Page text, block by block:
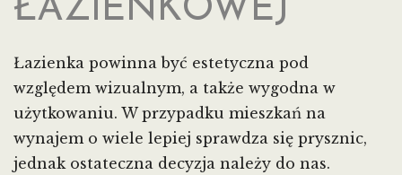
ŁAZIENKOWEJ
Łazienka powinna być estetyczna pod
względem wizualnym, a także wygodna w
użytkowaniu. W przypadku mieszkań na
wynajem o wiele lepiej sprawdza się prysznic,
jednak ostateczna decyzja należy do nas.